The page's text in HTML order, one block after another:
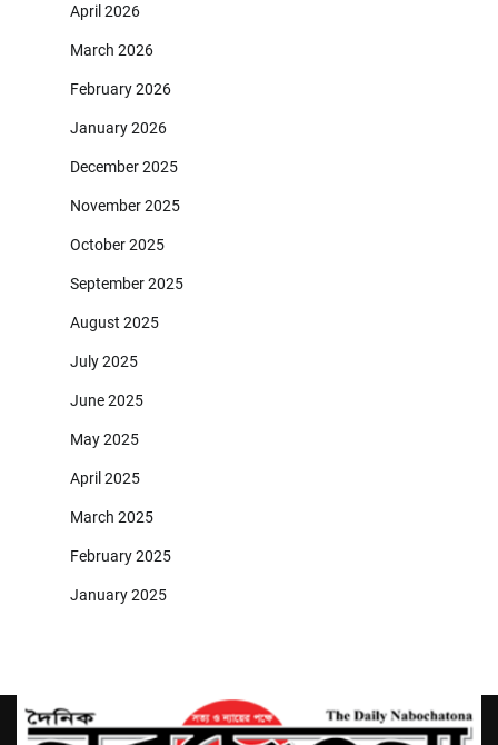
April 2026
March 2026
February 2026
January 2026
December 2025
November 2025
October 2025
September 2025
August 2025
July 2025
June 2025
May 2025
April 2025
March 2025
February 2025
January 2025